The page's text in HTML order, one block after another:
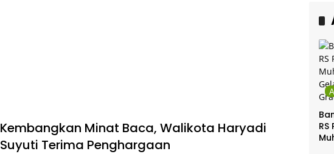
Kembangkan Minat Baca, Walikota Haryadi
Suyuti Terima Penghargaan
RS